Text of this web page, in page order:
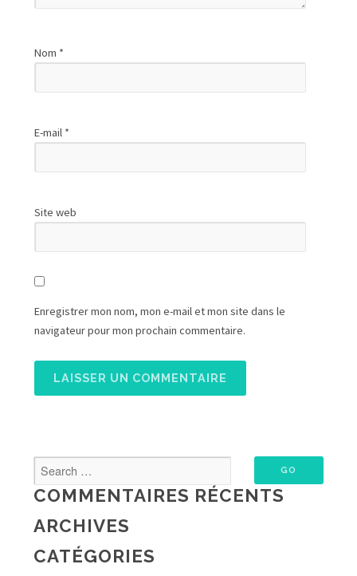
Nom *
E-mail *
Site web
Enregistrer mon nom, mon e-mail et mon site dans le
navigateur pour mon prochain commentaire.
COMMENTAIRES RÉCENTS
ARCHIVES
CATÉGORIES